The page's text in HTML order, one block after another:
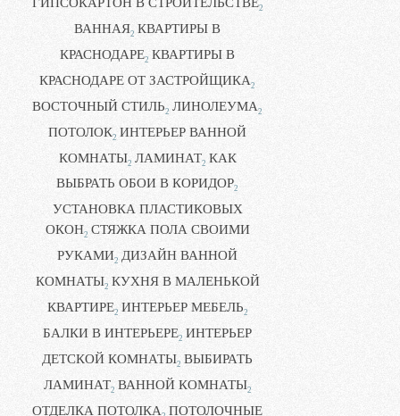
2
ВАННАЯ2 КВАРТИРЫ В
КРАСНОДАРЕ2 КВАРТИРЫ В
КРАСНОДАРЕ ОТ ЗАСТРОЙЩИКА2
ВОСТОЧНЫЙ СТИЛЬ2 ЛИНОЛЕУМА2
ПОТОЛОК2 ИНТЕРЬЕР ВАННОЙ
КОМНАТЫ2 ЛАМИНАТ2 КАК
ВЫБРАТЬ ОБОИ В КОРИДОР2
УСТАНОВКА ПЛАСТИКОВЫХ
ОКОН2 СТЯЖКА ПОЛА СВОИМИ
РУКАМИ2 ДИЗАЙН ВАННОЙ
КОМНАТЫ2 КУХНЯ В МАЛЕНЬКОЙ
КВАРТИРЕ2 ИНТЕРЬЕР МЕБЕЛЬ2
БАЛКИ В ИНТЕРЬЕРЕ2 ИНТЕРЬЕР
ДЕТСКОЙ КОМНАТЫ2 ВЫБИРАТЬ
ЛАМИНАТ2 ВАННОЙ КОМНАТЫ2
ОТДЕЛКА ПОТОЛКА ПОТОЛОЧНЫЕ